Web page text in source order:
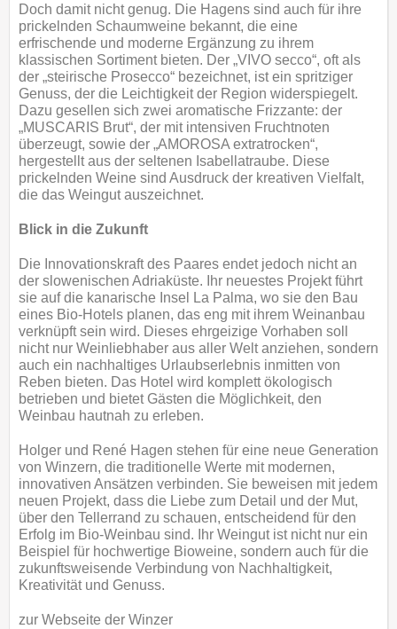
Doch damit nicht genug. Die Hagens sind auch für ihre
prickelnden Schaumweine bekannt, die eine
erfrischende und moderne Ergänzung zu ihrem
klassischen Sortiment bieten. Der „VIVO secco“, oft als
der „steirische Prosecco“ bezeichnet, ist ein spritziger
Genuss, der die Leichtigkeit der Region widerspiegelt.
Dazu gesellen sich zwei aromatische Frizzante: der
„MUSCARIS Brut“, der mit intensiven Fruchtnoten
überzeugt, sowie der „AMOROSA extratrocken“,
hergestellt aus der seltenen Isabellatraube. Diese
prickelnden Weine sind Ausdruck der kreativen Vielfalt,
die das Weingut auszeichnet.
Blick in die Zukunft
Die Innovationskraft des Paares endet jedoch nicht an
der slowenischen Adriaküste. Ihr neuestes Projekt führt
sie auf die kanarische Insel La Palma, wo sie den Bau
eines Bio-Hotels planen, das eng mit ihrem Weinanbau
verknüpft sein wird. Dieses ehrgeizige Vorhaben soll
nicht nur Weinliebhaber aus aller Welt anziehen, sondern
auch ein nachhaltiges Urlaubserlebnis inmitten von
Reben bieten. Das Hotel wird komplett ökologisch
betrieben und bietet Gästen die Möglichkeit, den
Weinbau hautnah zu erleben.
Holger und René Hagen stehen für eine neue Generation
von Winzern, die traditionelle Werte mit modernen,
innovativen Ansätzen verbinden. Sie beweisen mit jedem
neuen Projekt, dass die Liebe zum Detail und der Mut,
über den Tellerrand zu schauen, entscheidend für den
Erfolg im Bio-Weinbau sind. Ihr Weingut ist nicht nur ein
Beispiel für hochwertige Bioweine, sondern auch für die
zukunftsweisende Verbindung von Nachhaltigkeit,
Kreativität und Genuss.
zur Webseite der Winzer